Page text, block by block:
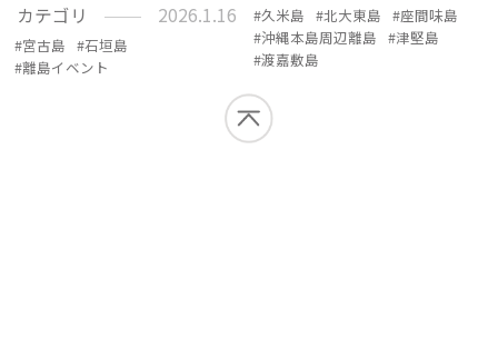
カテゴリ
2026.1.16
宮古島
石垣島
離島イベント
久米島 北大東島
座間味島
沖縄本島周辺離島
津堅島
渡嘉敷島